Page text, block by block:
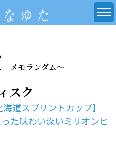
メモランダム～
スク
海道スプリントカップ】
た味わい深いミリオンヒ